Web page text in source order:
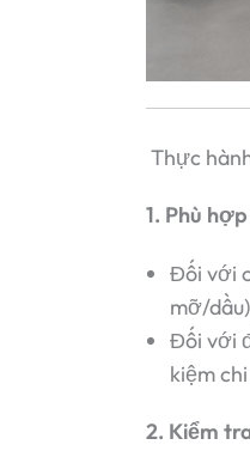
Thực
1. Phù
Đối với
mỡ/
Đối với
kiệm
2. Kiểm